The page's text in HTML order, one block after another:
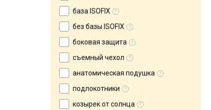
база ISOFIX
без базы ISOFIX
боковая защита
съемный чехол
анатомическая подушка
подлокотники
козырек от солнца